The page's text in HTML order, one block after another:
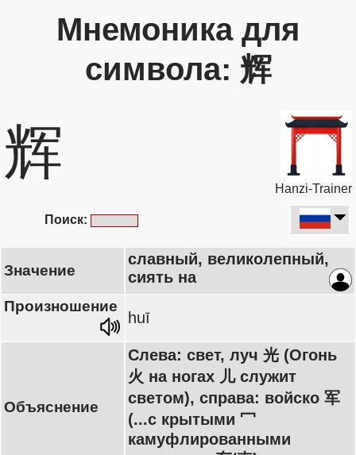
Мнемоника для
символа: 辉
辉
Hanzi-Trainer
Поиск:
Значение
славный, великолепный,
сиять на
Произношение
huī
Объяснение
Слева: свет, луч 光 (Огонь
火 на ногах 儿 служит
светом), справа: войско 军
(...с крытыми 冖
камуфлированными